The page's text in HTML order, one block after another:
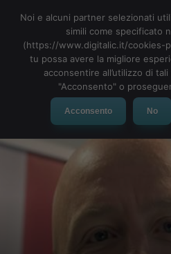
MENU
Noi e alcuni partner selezionati
simili come specificato
(https://www.digitalic.it/cookies-
tu possa avere la migliore
acconsentire all’utilizzo di
"Acconsento" o
Acconsento No